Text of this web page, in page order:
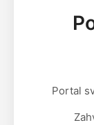
Portal